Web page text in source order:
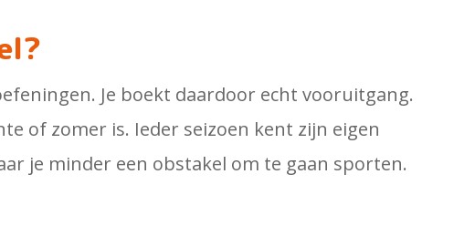
Je boekt daardoor echt vooruitgang.
of zomer is. Ieder seizoen kent zijn eigen
je minder een obstakel om te gaan sporten.